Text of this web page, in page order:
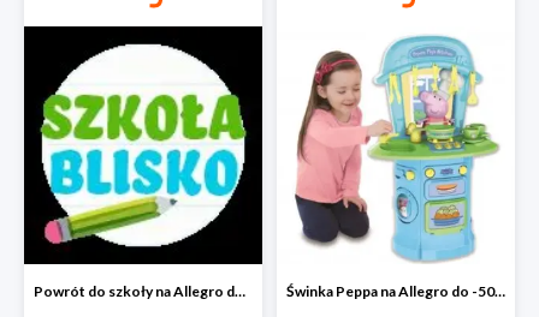
Powrót do szkoły na Allegro do -30% Świnka Peppa na Allegro do -50%